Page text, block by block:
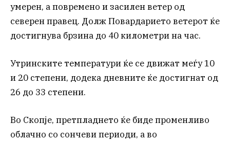
умерен, а повремено и засилен ветер од
северен правец. Долж Повардарието ветерот ќе
достигнува брзина до 40 километри на час.
Утринските температури ќе се движат меѓу 10
и 20 степени, додека дневните ќе достигнат од
26 до 33 степени.
Во Скопје, претпладнето ќе биде променливо
облачно со сончеви периоди, а во